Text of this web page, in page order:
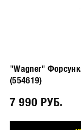
"Wagner"
(554619)
7 990 РУБ.⠀